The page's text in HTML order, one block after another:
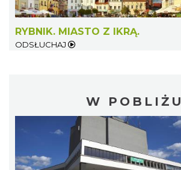
RYBNIK. MIASTO Z IKRĄ.
ODSŁUCHAJ
W POBLIŻU